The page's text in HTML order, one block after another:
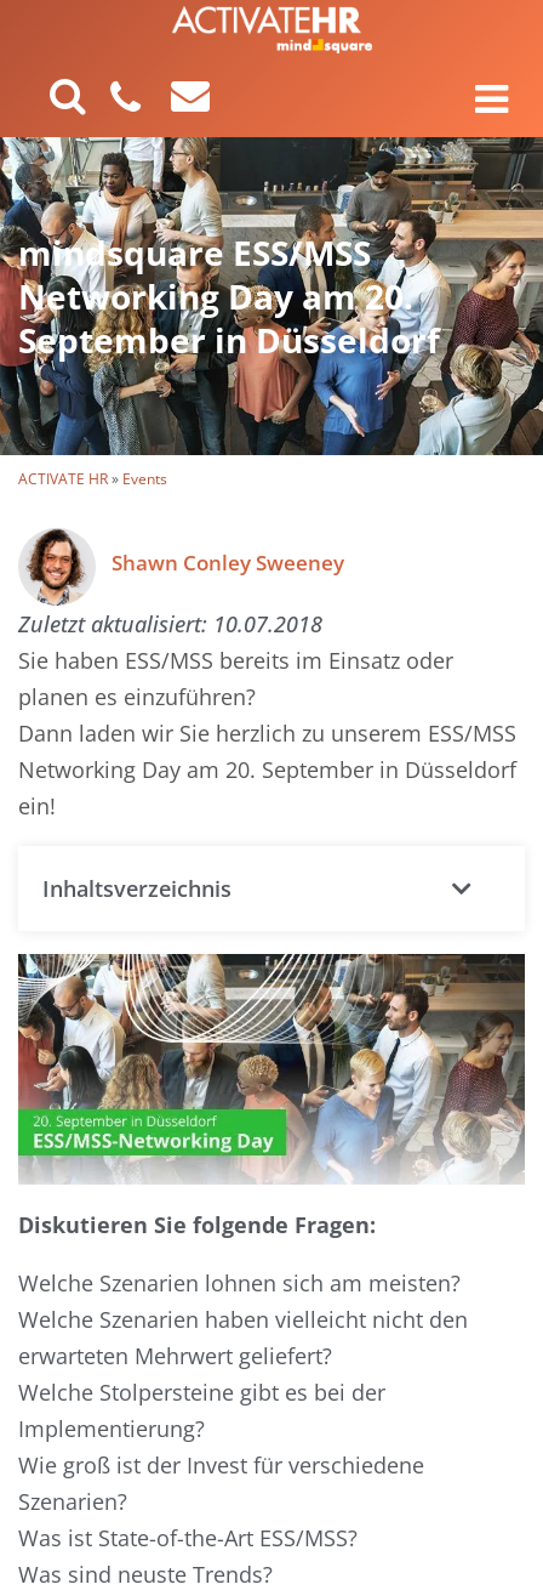
mindsquare ESS/MSS
Networking Day am 20.
September in Düsseldorf
ACTIVATE HR» Events
Shawn Conley Sweeney
Zuletzt aktualisiert: 10.07.2018
Sie haben ESS/MSS bereits im Einsatz oder
planen es einzuführen?
Dann laden wir Sie herzlich zu unserem ESS/MSS
Networking Day am 20. September in Düsseldorf
ein!
Inhaltsverzeichnis
Diskutieren Sie folgende Fragen:
Welche Szenarien lohnen sich am meisten?
Welche Szenarien haben vielleicht nicht den
erwarteten Mehrwert geliefert?
Welche Stolpersteine gibt es bei der
Implementierung?
Wie groß ist der Invest für verschiedene
Szenarien?
Was ist State-of-the-Art ESS/MSS?
Was sind neuste Trends?